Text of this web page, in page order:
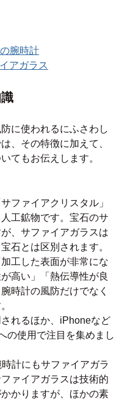
腕時計
アガラス
に使われるにふさわし
、その特徴に加えて、
てもお伝えします。
ファイアクリスタル」
工鉱物です。宝石のサ
、サファイアガラスは
石とは区別されます。
工した表面が非常にな
高い」「熱伝導性が良
時計の風防だけでなく
れるほか、iPhoneなど
の使用で注目を集めまし
計にもサファイアガラ
ァイアガラスは技術的
かりますが、ほかの素